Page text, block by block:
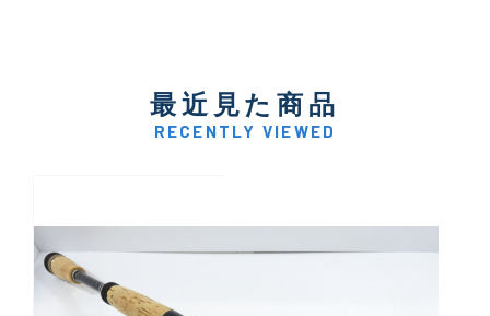
最近見た商品
RECENTLY VIEWED